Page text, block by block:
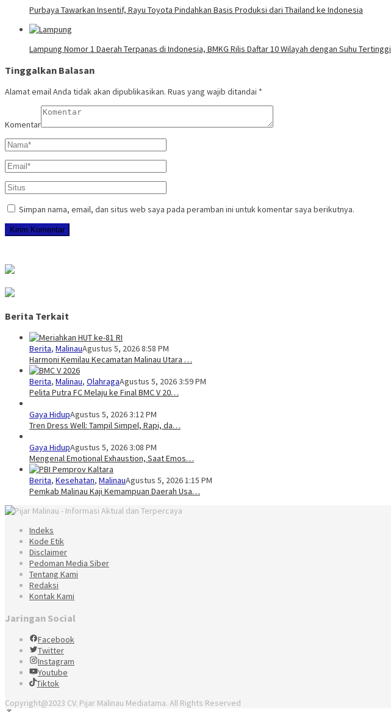
Purbaya Tawarkan Insentif, Rayu Toyota Pindahkan Basis Produksi dari Thailand ke Indonesia
Lampung Nomor 1 Daerah Terpanas di Indonesia, BMKG Rilis Daftar 10 Wilayah dengan Suhu Tertinggi
Tinggalkan Balasan
Alamat email Anda tidak akan dipublikasikan. Ruas yang wajib ditandai *
Komentar
Simpan nama, email, dan situs web saya pada peramban ini untuk komentar saya berikutnya.
Berita Terkait
Berita, MalinauAgustus 5, 2026 8:58 PM
Harmoni Kemilau Kecamatan Malinau Utara …
Berita, Malinau, OlahragaAgustus 5, 2026 3:59 PM
Pelita Putra FC Melaju ke Final BMC V 20…
Gaya HidupAgustus 5, 2026 3:12 PM
Tren Dress Well: Tampil Simpel, Rapi, da…
Gaya HidupAgustus 5, 2026 3:08 PM
Mengenal Emotional Exhaustion, Saat Emos…
Berita, Kesehatan, MalinauAgustus 5, 2026 1:15 PM
Pemkab Malinau Kaji Kemampuan Daerah Usa…
Indeks
Kode Etik
Disclaimer
Pedoman Media Siber
Tentang Kami
Redaksi
Kontak Kami
Jaringan Social
Facebook
Twitter
Instagram
Youtube
Tiktok
Copyright@2023 CV. Pijar Malinau Mediatama. All Rights Reserved